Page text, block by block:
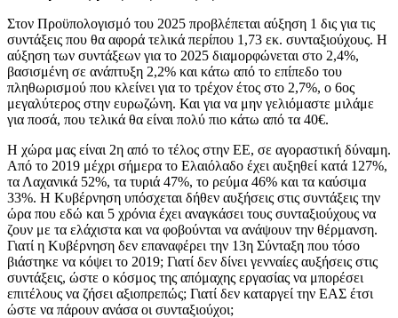
Στον Προϋπολογισμό του 2025 προβλέπεται αύξηση 1 δις για τις
συντάξεις που θα αφορά τελικά περίπου 1,73 εκ. συνταξιούχους. Η
αύξηση των συντάξεων για το 2025 διαμορφώνεται στο 2,4%,
βασισμένη σε ανάπτυξη 2,2% και κάτω από το επίπεδο του
πληθωρισμού που κλείνει για το τρέχον έτος στο 2,7%, ο 6ος
μεγαλύτερος στην ευρωζώνη. Και για να μην γελιόμαστε μιλάμε
για ποσά, που τελικά θα είναι πολύ πιο κάτω από τα 40€.
Η χώρα μας είναι 2η από το τέλος στην ΕΕ, σε αγοραστική δύναμη.
Από το 2019 μέχρι σήμερα το Ελαιόλαδο έχει αυξηθεί κατά 127%,
τα Λαχανικά 52%, τα τυριά 47%, το ρεύμα 46% και τα καύσιμα
33%. Η Κυβέρνηση υπόσχεται δήθεν αυξήσεις στις συντάξεις την
ώρα που εδώ και 5 χρόνια έχει αναγκάσει τους συνταξιούχους να
ζουν με τα ελάχιστα και να φοβούνται να ανάψουν την θέρμανση.
Γιατί η Κυβέρνηση δεν επαναφέρει την 13η Σύνταξη που τόσο
βιάστηκε να κόψει το 2019; Γιατί δεν δίνει γενναίες αυξήσεις στις
συντάξεις, ώστε ο κόσμος της απόμαχης εργασίας να μπορέσει
επιτέλους να ζήσει αξιοπρεπώς; Γιατί δεν καταργεί την ΕΑΣ έτσι
ώστε να πάρουν ανάσα οι συνταξιούχοι;